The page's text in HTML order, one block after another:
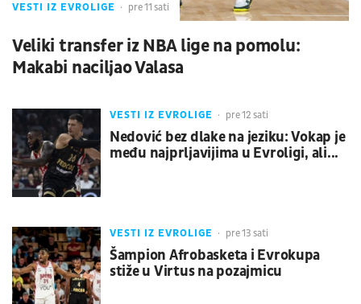
VESTI IZ EVROLIGE pre 11 sati
Veliki transfer iz NBA lige na pomolu:
Makabi naciljao Valasa
VESTI IZ EVROLIGE pre 12 sati
Nedović bez dlake na jeziku: Vokap je
među najprljavijima u Evroligi, ali...
VESTI IZ EVROLIGE pre 13 sati
Šampion Afrobasketa i Evrokupa
stiže u Virtus na pozajmicu